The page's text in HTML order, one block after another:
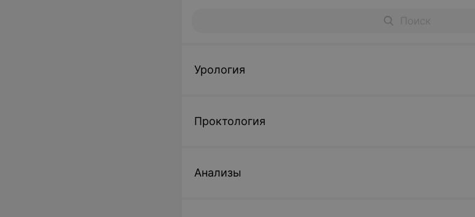
Урология
Проктология
Анализы